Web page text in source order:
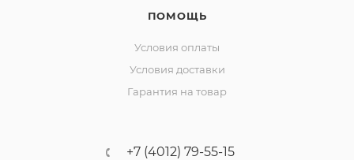
ПОМОЩЬ
Условия оплаты
Условия доставки
Гарантия на товар
+7 (4012) 79-55-15